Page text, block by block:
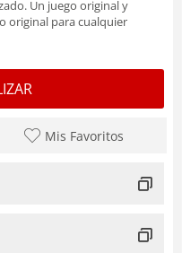
Un juego original y
original para cualquier
Mis Favoritos